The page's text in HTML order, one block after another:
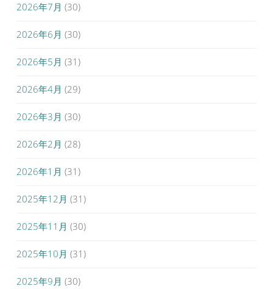
2026年7月 (30)
2026年6月 (30)
2026年5月 (31)
2026年4月 (29)
2026年3月 (30)
2026年2月 (28)
2026年1月 (31)
2025年12月 (31)
2025年11月 (30)
2025年10月 (31)
2025年9月 (30)